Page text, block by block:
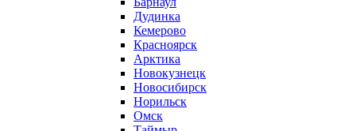
Дудинка
Кемерово
Красноярск
Арктика
Новокузнецк
Новосибирск
Норильск
Омск